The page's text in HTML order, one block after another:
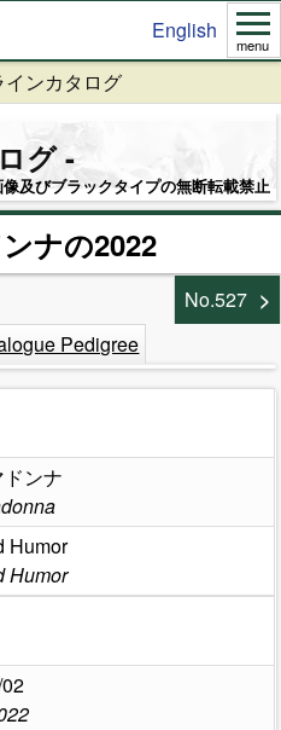
English
menu
インカタログ
グ
像及びブラックタイプの無断転載禁止
ナの2022
No.527
Pedigree
ンナ
Humor
Humor